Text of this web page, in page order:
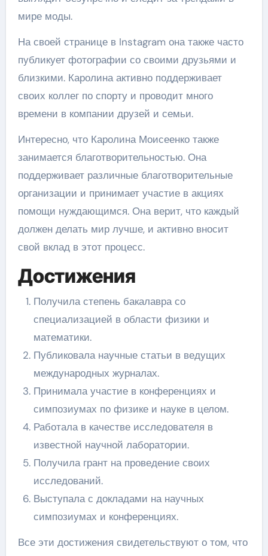
мире моды.
На своей странице в Instagram она также часто
публикует фотографии со своими друзьями и
близкими. Каролина активно поддерживает
своих коллег по спорту и проводит много
времени в компании друзей и семьи.
Интересно, что Каролина Моисеенко также
занимается благотворительностью. Она
поддерживает различные благотворительные
организации и принимает участие в акциях
помощи нуждающимся. Она верит, что каждый
должен делать мир лучше, и активно вносит
свой вклад в этот процесс.
Достижения
Получила степень бакалавра со
специализацией в области физики и
математики.
Публиковала научные статьи в ведущих
международных журналах.
Принимала участие в конференциях и
симпозиумах по физике и науке в целом.
Работала в качестве исследователя в
известной научной лаборатории.
Получила грант на проведение своих
исследований.
Выступала с докладами на научных
симпозиумах и конференциях.
Все эти достижения свидетельствуют о том, что